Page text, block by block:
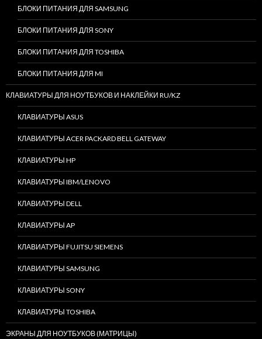
БЛОКИ ПИТАНИЯ ДЛЯ SAMSUNG
БЛОКИ ПИТАНИЯ ДЛЯ SONY
БЛОКИ ПИТАНИЯ ДЛЯ TOSHIBA
БЛОКИ ПИТАНИЯ ДЛЯ MI
КЛАВИАТУРЫ ДЛЯ НОУТБУКОВ И НАКЛЕЙКИ RU/KZ
КЛАВИАТУРЫ ASUS
КЛАВИАТУРЫ ACER PACKARD BELL GATEWAY
КЛАВИАТУРЫ HP
КЛАВИАТУРЫ IBM/LENOVO
КЛАВИАТУРЫ DELL
КЛАВИАТУРЫ AP
КЛАВИАТУРЫ FUJITSU SIEMENS
КЛАВИАТУРЫ SAMSUNG
КЛАВИАТУРЫ SONY
КЛАВИАТУРЫ TOSHIBA
ЭКРАНЫ ДЛЯ НОУТБУКОВ (МАТРИЦЫ)